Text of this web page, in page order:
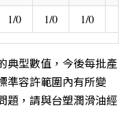
1/0 1/0 1/0
典型數值，今後每批產
準容許範圍內有所變
題，請與台塑潤滑油經